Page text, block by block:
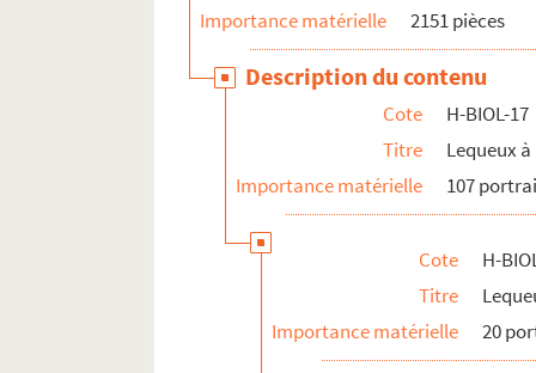
H-BIOL-23. Taviel à Vanderhaegen
H-BIOL-24. Van de Weghe à Zimmerman
Importance matérielle
2151 pièces
Description du contenu
Cote
H-BIOL-17
Titre
Lequeux
Importance matérielle
107
Cote
H-
Titre
Importance matérielle
20